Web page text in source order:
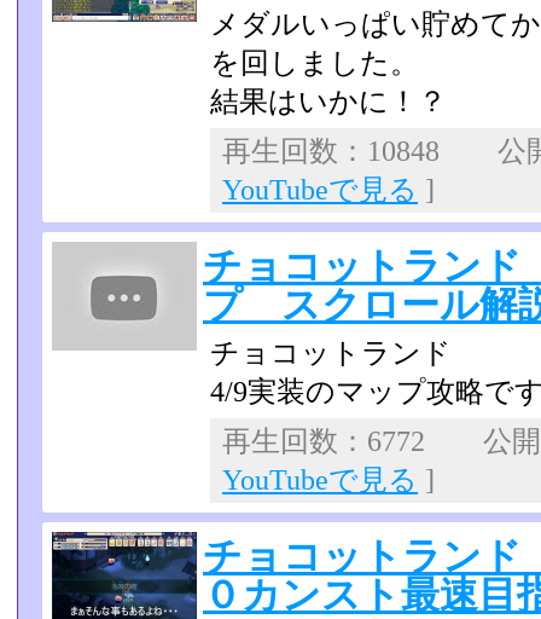
メダルいっぱい貯めて
を回しました。
結果はいかに！？
再生回数：10848 公
YouTubeで見る ]
チョコットラン
プ スクロール解
チョコットランド
4/9実装のマップ攻略で
再生回数：6772 公
YouTubeで見る ]
チョコットラン
０カンスト最速